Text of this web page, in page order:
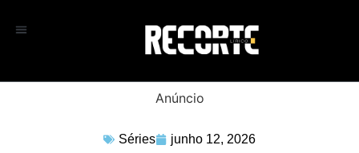
Anúncio
Séries junho 12, 2026